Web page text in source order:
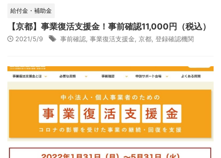
給付金・補助金
【京都】事業復活支援金！事前確認11,000円（税込）
2021/5/9 事前確認 事業復活支援金 京都 登録確認機関